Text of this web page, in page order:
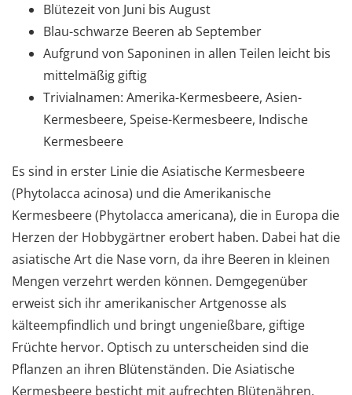
Blütezeit von Juni bis August
Blau-schwarze Beeren ab September
Aufgrund von Saponinen in allen Teilen leicht bis
mittelmäßig giftig
Trivialnamen: Amerika-Kermesbeere, Asien-
Kermesbeere, Speise-Kermesbeere, Indische
Kermesbeere
Es sind in erster Linie die Asiatische Kermesbeere
(Phytolacca acinosa) und die Amerikanische
Kermesbeere (Phytolacca americana), die in Europa die
Herzen der Hobbygärtner erobert haben. Dabei hat die
asiatische Art die Nase vorn, da ihre Beeren in kleinen
Mengen verzehrt werden können. Demgegenüber
erweist sich ihr amerikanischer Artgenosse als
kälteempfindlich und bringt ungenießbare, giftige
Früchte hervor. Optisch zu unterscheiden sind die
Pflanzen an ihren Blütenständen. Die Asiatische
Kermesbeere besticht mit aufrechten Blütenähren,